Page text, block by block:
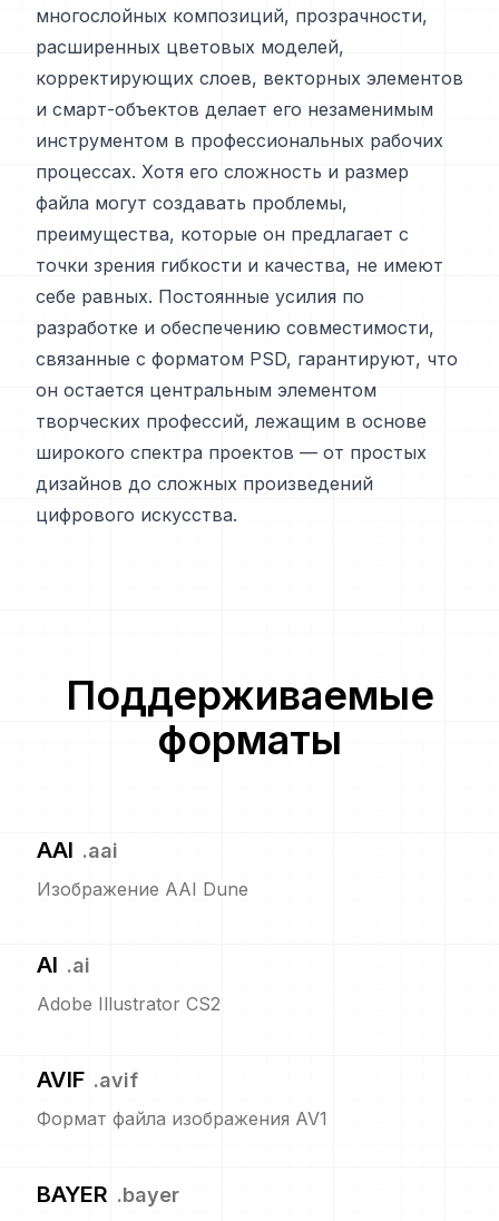
многослойных композиций, прозрачности,
расширенных цветовых моделей,
корректирующих слоев, векторных элементов
и смарт-объектов делает его незаменимым
инструментом в профессиональных рабочих
процессах. Хотя его сложность и размер
файла могут создавать проблемы,
преимущества, которые он предлагает с
точки зрения гибкости и качества, не имеют
себе равных. Постоянные усилия по
разработке и обеспечению совместимости,
связанные с форматом PSD, гарантируют, что
он остается центральным элементом
творческих профессий, лежащим в основе
широкого спектра проектов — от простых
дизайнов до сложных произведений
цифрового искусства.
Поддерживаемые
форматы
AAI .aai
Изображение AAI Dune
AI .ai
Adobe Illustrator CS2
AVIF .avif
Формат файла изображения AV1
BAYER .bayer